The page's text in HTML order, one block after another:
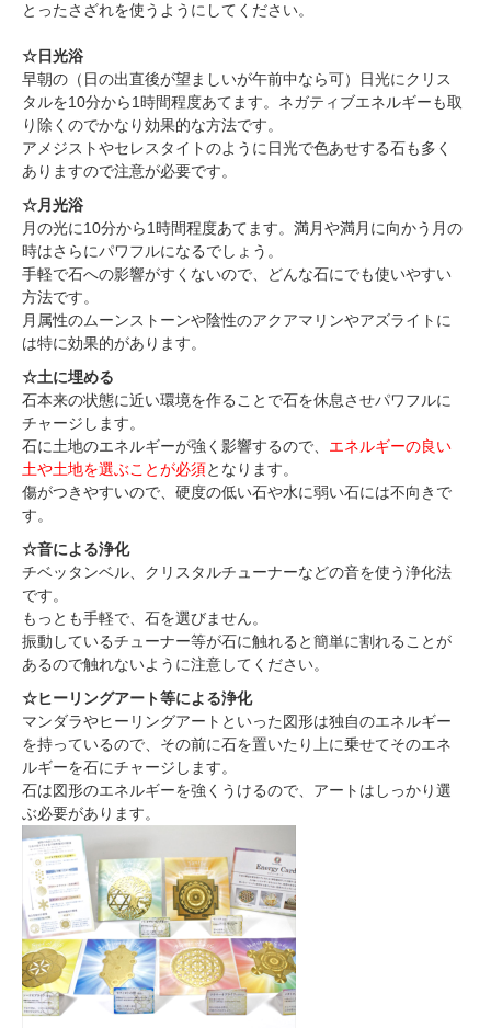
とったさざれを使うようにしてください。
☆日光浴
早朝の（日の出直後が望ましいが午前中なら可）日光にクリス
タルを10分から1時間程度あてます。ネガティブエネルギーも取
り除くのでかなり効果的な方法です。
アメジストやセレスタイトのように日光で色あせする石も多く
ありますので注意が必要です。
☆月光浴
月の光に10分から1時間程度あてます。満月や満月に向かう月の
時はさらにパワフルになるでしょう。
手軽で石への影響がすくないので、どんな石にでも使いやすい
方法です。
月属性のムーンストーンや陰性のアクアマリンやアズライトに
は特に効果的があります。
☆土に埋める
石本来の状態に近い環境を作ることで石を休息させパワフルに
チャージします。
石に土地のエネルギーが強く影響するので、 エネルギーの良い
土や土地を選ぶことが必須となります。
傷がつきやすいので、硬度の低い石や水に弱い石には不向きで
す。
☆音による浄化
チベッタンベル、クリスタルチューナーなどの音を使う浄化法
です。
もっとも手軽で、石を選びません。
振動しているチューナー等が石に触れると簡単に割れることが
あるので触れないように注意してください。
☆ヒーリングアート等による浄化
マンダラやヒーリングアートといった図形は独自のエネルギー
を持っているので、その前に石を置いたり上に乗せてそのエネ
ルギーを石にチャージします。
石は図形のエネルギーを強くうけるので、アートはしっかり選
ぶ必要があります。